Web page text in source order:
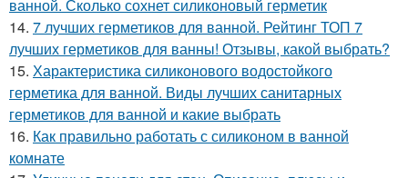
ванной. Сколько сохнет силиконовый герметик
14. 7 лучших герметиков для ванной. Рейтинг ТОП 7
лучших герметиков для ванны! Отзывы, какой выбрать?
15. Характеристика силиконового водостойкого
герметика для ванной. Виды лучших санитарных
герметиков для ванной и какие выбрать
16. Как правильно работать с силиконом в ванной
комнате